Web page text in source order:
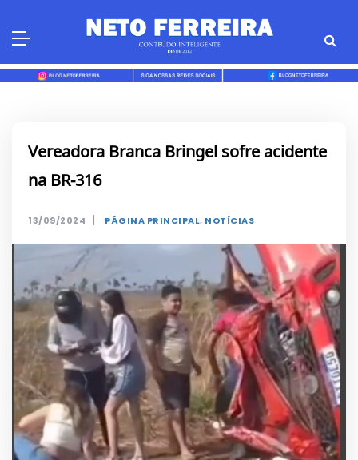
Vereadora Branca Bringel sofre acidente
na BR-316
13/09/2024 | PÁGINA PRINCIPAL, NOTÍCIAS